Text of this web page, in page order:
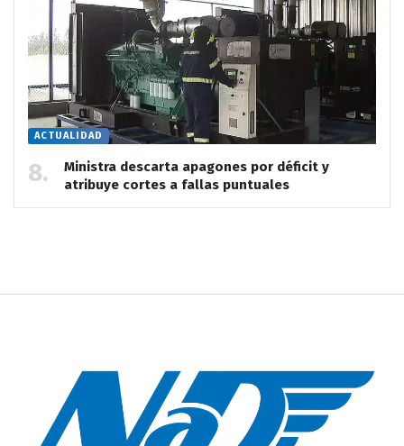
ACTUALIDAD
Ministra descarta apagones por déficit y
atribuye cortes a fallas puntuales